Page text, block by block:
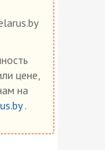
цене,
на
.